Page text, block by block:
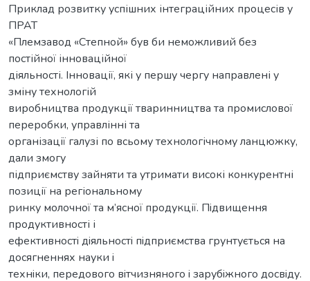
Приклад розвитку успішних інтеграційних процесів у
ПРАТ
«Племзавод «Степной» був би неможливий без
постійної інноваційної
діяльності. Інновації, які у першу чергу направлені у
зміну технологій
виробництва продукції тваринництва та промислової
переробки, управлінні та
організації галузі по всьому технологічному ланцюжку,
дали змогу
підприємству зайняти та утримати високі конкурентні
позиції на регіональному
ринку молочної та м’ясної продукції. Пiдвищення
продуктивності і
ефективностi дiяльностi пiдприємства грунтується на
досягненнях науки i
технiки, передового вiтчизняного i зарубiжного досвiду.